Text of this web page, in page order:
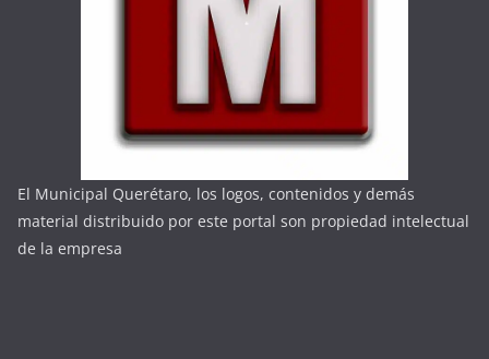
El Municipal Querétaro, los logos, contenidos y demás
material distribuido por este portal son propiedad intelectual
de la empresa